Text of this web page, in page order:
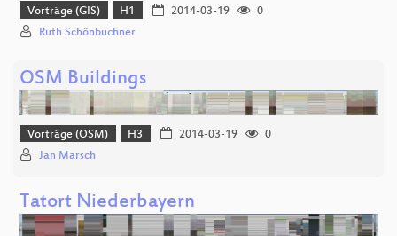
Vorträge (GIS) H1 2014-03-19
0
Ruth Schönbuchner
OSM Buildings
Vorträge (OSM) H3 2014-03-19
0
Jan Marsch
Tatort Niederbayern